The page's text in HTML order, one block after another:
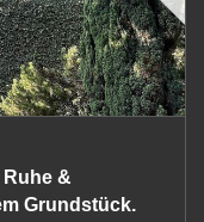
&
Grundstück.